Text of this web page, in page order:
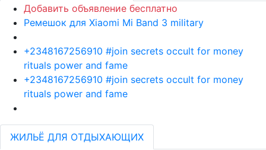
Добавить объявление бесплатно
Ремешок для Xiaomi Mi Band 3 military
+2348167256910 #join secrets occult for money
rituals power and fame
+2348167256910 #join secrets occult for money
rituals power and fame
ЖИЛЬЁ ДЛЯ ОТДЫХАЮЩИХ